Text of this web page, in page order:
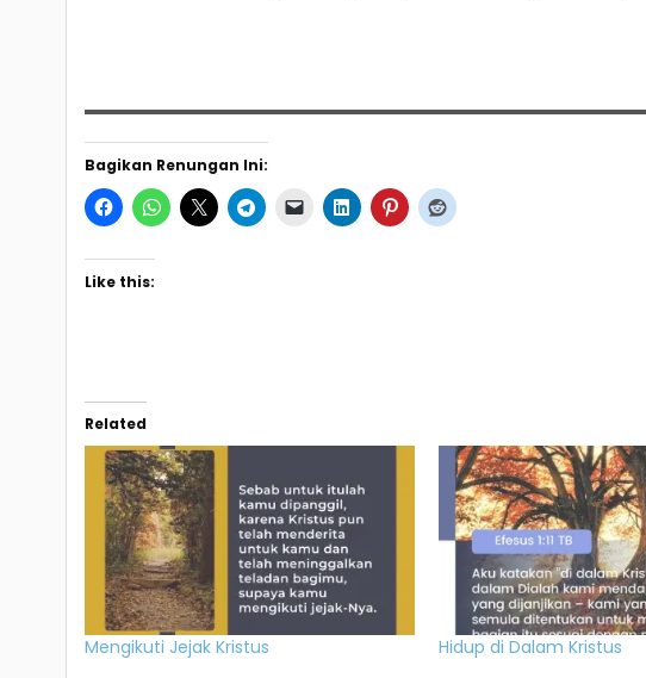
Bagikan Renungan Ini:
Like this:
Related
Mengikuti Jejak Kristus Hidup di Dalam Kristus